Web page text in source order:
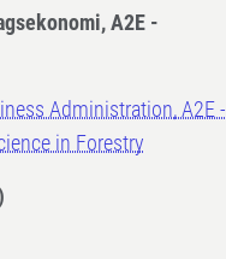
A2E -
Administration, A2E -
in Forestry